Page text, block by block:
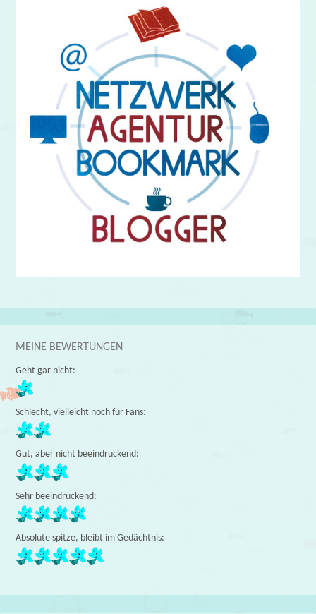
MEINE BEWERTUNGEN
Geht gar nicht:
Schlecht, vielleicht noch für Fans:
Gut, aber nicht beeindruckend:
Sehr beeindruckend:
Absolute spitze, bleibt im Gedächtnis: